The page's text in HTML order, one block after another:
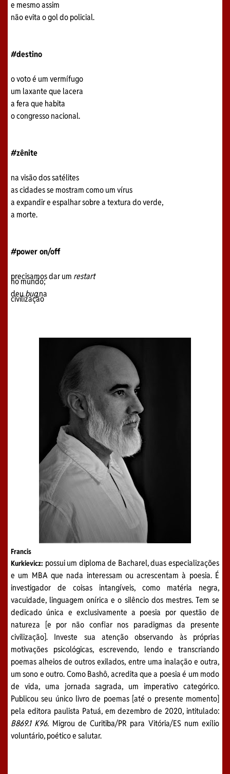
e mesmo assim
não evita o gol do policial.
#destino
o voto é um vermífugo
um laxante que lacera
a fera que habita
o congresso nacional.
#zênite
na visão dos satélites
as cidades se mostram como um vírus
a expandir e espalhar sobre a textura do verde,
a morte.
#power on/off
precisamos dar um restart
no mundo;
deubugna
civilização
Francis
Kurkievicz: possui um diploma de Bacharel, duas especializações
e um MBA que nada interessam ou acrescentam à poesia. É
investigador de coisas intangíveis, como matéria negra,
vacuidade, linguagem onírica e o silêncio dos mestres. Tem se
dedicado única e exclusivamente a poesia por questão de
natureza [e por não confiar nos paradigmas da presente
civilização]. Investe sua atenção observando às próprias
motivações psicológicas, escrevendo, lendo e transcriando
poemas alheios de outros exilados, entre uma inalação e outra,
um sono e outro. Como Bashô, acredita que a poesia é um modo
de vida, uma jornada sagrada, um imperativo categórico.
Publicou seu único livro de poemas [até o presente momento]
pela editora paulista Patuá, em dezembro de 2020, intitulado:
B869.1 K96. Migrou de Curitiba/PR para Vitória/ES num exílio
voluntário, poético e salutar.